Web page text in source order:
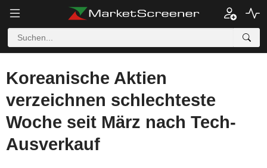
Koreanische Aktien
verzeichnen schlechteste
Woche seit März nach Tech-
Ausverkauf